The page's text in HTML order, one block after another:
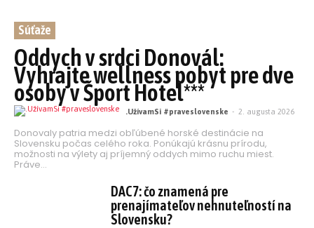
Súťaže
Oddych v srdci Donovál:
Vyhrajte wellness pobyt pre dve
osoby v Šport Hotel***
.UžívamSi #praveslovenske - 2. augusta 2026
Donovaly patria medzi obľúbené horské destinácie na
Slovensku počas celého roka. Ponúkajú krásnu prírodu,
možnosti na výlety aj príjemný oddych mimo ruchu miest.
Práve...
DAC7: čo znamená pre
prenajímateľov nehnuteľností na
Slovensku?